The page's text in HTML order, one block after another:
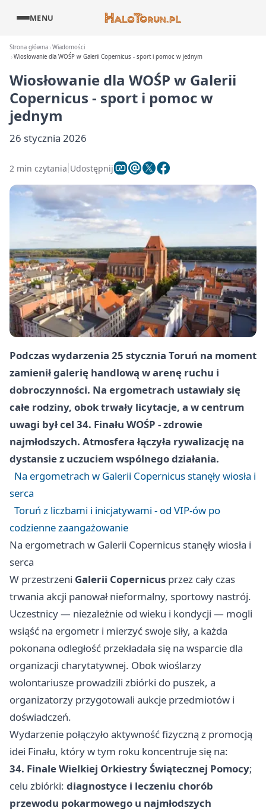
MENU
Strona główna Wiadomości
Wiosłowanie dla WOŚP w Galerii Copernicus - sport i pomoc w jednym
Wiosłowanie dla WOŚP w Galerii
Copernicus - sport i pomoc w
jednym
26 stycznia 2026
2 min czytania Udostępnij
Podczas wydarzenia 25 stycznia Toruń na moment
zamienił galerię handlową w arenę ruchu i
dobroczynności. Na ergometrach ustawiały się
całe rodziny, obok trwały licytacje, a w centrum
uwagi był cel 34. Finału WOŚP - zdrowie
najmłodszych. Atmosfera łączyła rywalizację na
dystansie z uczuciem wspólnego działania.
Na ergometrach w Galerii Copernicus stanęły wiosła i
serca
Toruń z liczbami i inicjatywami - od VIP-ów po
codzienne zaangażowanie
Na ergometrach w Galerii Copernicus stanęły wiosła i
serca
W przestrzeni Galerii Copernicus przez cały czas
trwania akcji panował nieformalny, sportowy nastrój.
Uczestnicy — niezależnie od wieku i kondycji — mogli
wsiąść na ergometr i mierzyć swoje siły, a każda
pokonana odległość przekładała się na wsparcie dla
organizacji charytatywnej. Obok wioślarzy
wolontariusze prowadzili zbiórki do puszek, a
organizatorzy przygotowali aukcje przedmiotów i
doświadczeń.
Wydarzenie połączyło aktywność fizyczną z promocją
idei Finału, który w tym roku koncentruje się na:
34. Finale Wielkiej Orkiestry Świątecznej Pomocy;
celu zbiórki: diagnostyce i leczeniu chorób
przewodu pokarmowego u najmłodszych